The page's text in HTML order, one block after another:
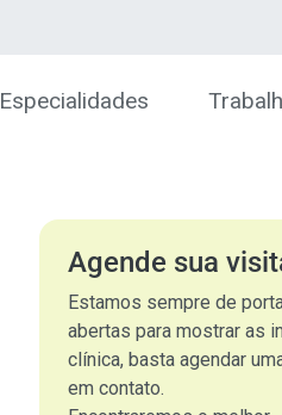
Especialidades
Agende sua
Estamos sempre de
abertas para mostrar as
clínica, basta agendar
em contato.